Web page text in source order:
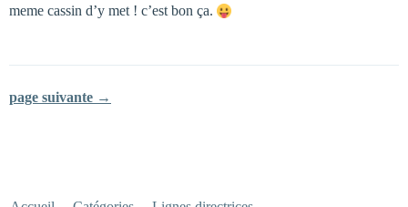
meme cassin d’y met ! c’est bon ça.
page suivante →